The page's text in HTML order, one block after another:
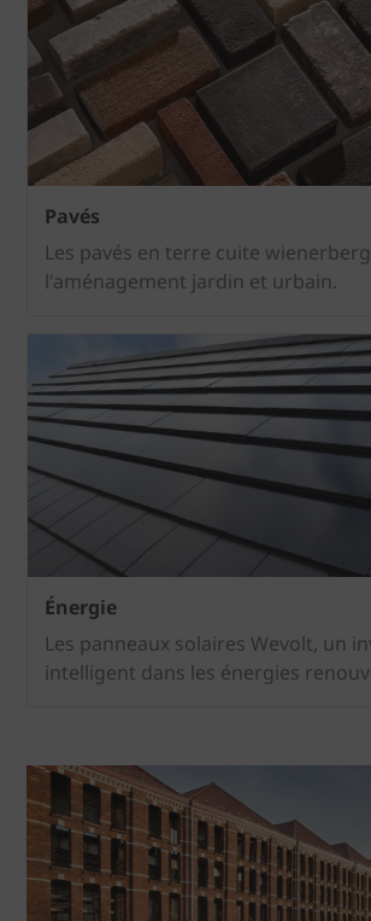
Pavés
Les pavés en terre cuite
l'aménagement jardin et urbain.
Énergie
Les panneaux solaires Wevolt, un
intelligent dans les énergies